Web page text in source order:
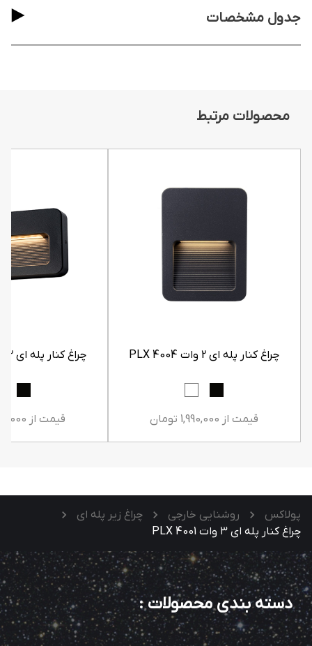
جدول مشخصات
محصولات مرتبط
چراغ کنار پله ای 2 وات PLX 4004
قیمت از 1,990,000 تومان
چراغ کنار پله ای 2 وات PLX 4005
قیمت از 1,990,000 تومان
پولاکس روشنایی خارجی
چراغ زیر پله‌ ای
چراغ کنار پله ای ۳ وات PLX 4001
دسته بندی محصولات: